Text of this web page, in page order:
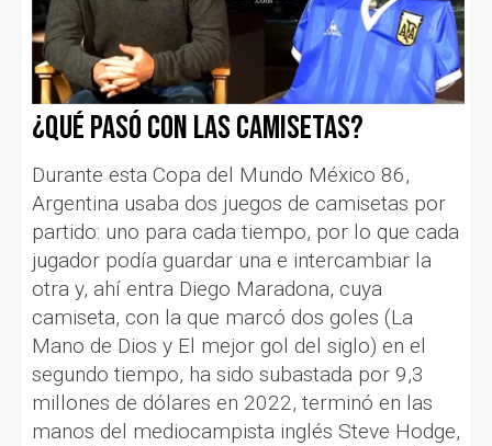
¿Qué pasó con las camisetas?
Durante esta Copa del Mundo México 86,
Argentina usaba dos juegos de camisetas por
partido: uno para cada tiempo, por lo que cada
jugador podía guardar una e intercambiar la
otra y, ahí entra Diego Maradona, cuya
camiseta, con la que marcó dos goles (La
Mano de Dios y El mejor gol del siglo) en el
segundo tiempo, ha sido subastada por 9,3
millones de dólares en 2022, terminó en las
manos del mediocampista inglés Steve Hodge,